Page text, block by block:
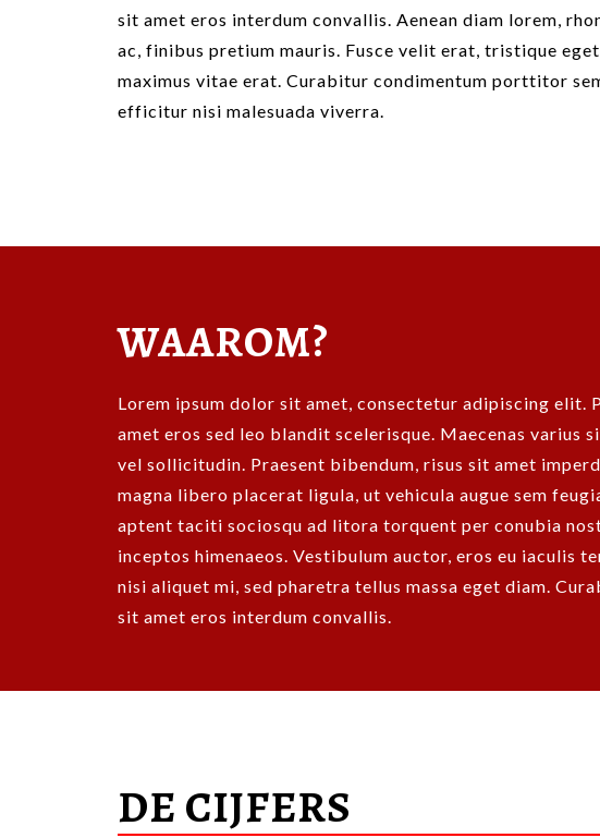
sit amet eros interdum convallis. Aenean diam lorem,
ac, finibus pretium mauris. Fusce velit erat, tristique
maximus vitae erat. Curabitur condimentum porttitor
efficitur nisi malesuada viverra.
WAAROM?
Lorem ipsum dolor sit amet, consectetur adipiscing elit.
amet eros sed leo blandit scelerisque. Maecenas varius
vel sollicitudin. Praesent bibendum, risus sit amet
magna libero placerat ligula, ut vehicula augue sem
aptent taciti sociosqu ad litora torquent per conubia
inceptos himenaeos. Vestibulum auctor, eros eu iaculis
nisi aliquet mi, sed pharetra tellus massa eget diam.
sit amet eros interdum convallis.
DE CIJFERS